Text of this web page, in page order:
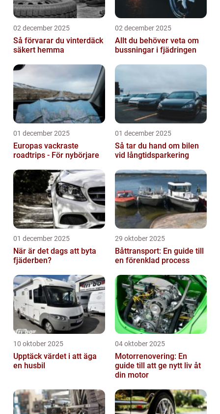
02 december 2025
Så förvarar du vinterdäck
säkert hemma
02 december 2025
Allt du behöver veta om
bussningar i fjädringen
01 december 2025
Europas vackraste
roadtrips - För nybörjare
01 december 2025
Så tar du hand om bilen
vid långtidsparkering
01 december 2025
När är det dags att byta
fjäderben?
29 oktober 2025
Båttransport: En guide till
en förenklad process
10 oktober 2025
Upptäck värdet i att äga
en husbil
04 oktober 2025
Motorrenovering: En
guide till att ge nytt liv åt
din motor